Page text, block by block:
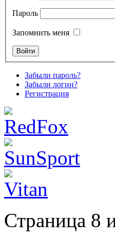
Пароль
Запомнить меня
Забыли пароль?
Забыли логин?
Регистрация
Страница 8